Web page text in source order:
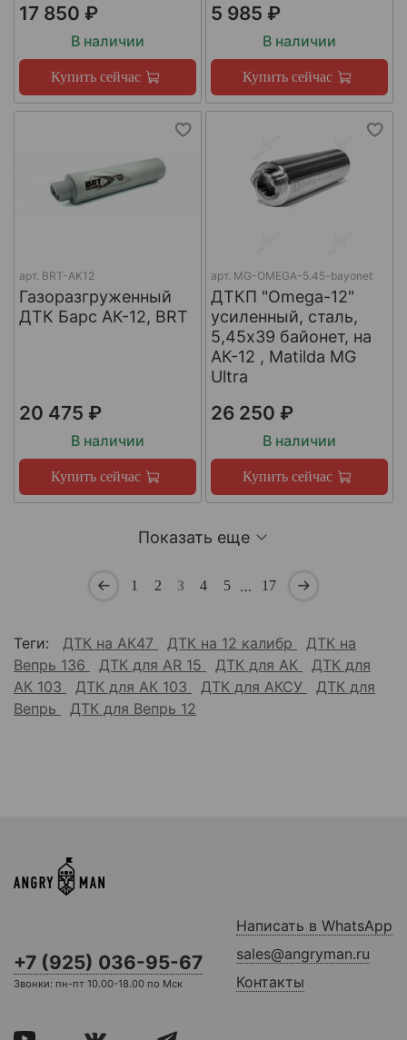
17 850 ₽
В наличии
Купить сейчас
5 985 ₽
В наличии
Купить сейчас
арт. BRT-AK12
Газоразгруженный
ДТК Барс АК-12, BRT
20 475 ₽
В наличии
Купить сейчас
арт. MG-OMEGA-5.45-bayonet
ДТКП "Omega-12"
усиленный, сталь,
5,45x39 байонет, на
АК-12 , Matilda MG
Ultra
26 250 ₽
В наличии
Купить сейчас
Показать еще
1 2 3 4 5 … 17
Теги: ДТК на АК47 ДТК на 12 калибр
ДТК на
Вепрь 136
ДТК для AR 15 ДТК для АК
ДТК для
АК 103
ДТК для АК 103 ДТК для АКСУ
ДТК для
Вепрь
ДТК для Вепрь 12
+7 (925) 036-95-67
Звонки: пн-пт 10.00-18.00 по Мск
Написать в WhatsApp
sales@angryman.ru
Контакты